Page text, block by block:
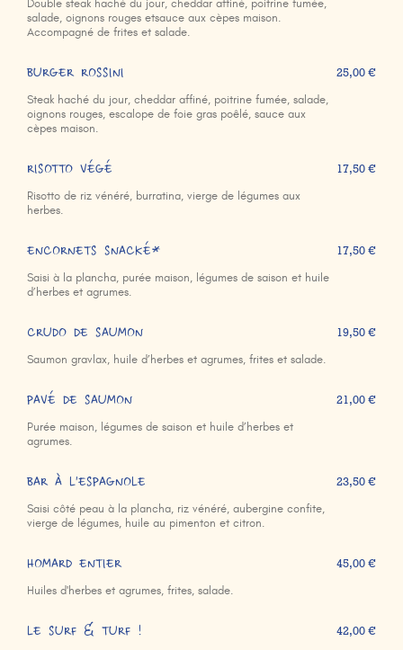
Double steak haché du jour, cheddar affiné, poitrine fumée,
salade, oignons rouges etsauce aux cèpes maison.
Accompagné de frites et salade.
BURGER ROSSINI
Steak haché du jour, cheddar affiné, poitrine fumée, salade,
oignons rouges, escalope de foie gras poêlé, sauce aux
cèpes maison.
25,00 €
RISOTTO VÉGÉ
Risotto de riz vénéré, burratina, vierge de légumes aux
herbes.
17,50 €
ENCORNETS SNACKÉ*
Saisi à la plancha, purée maison, légumes de saison et huile
d’herbes et agrumes.
17,50 €
CRUDO DE SAUMON
Saumon gravlax, huile d’herbes et agrumes, frites et salade.
19,50 €
PAVÉ DE SAUMON
Purée maison, légumes de saison et huile d’herbes et
agrumes.
21,00 €
BAR À L'ESPAGNOLE
Saisi côté peau à la plancha, riz vénéré, aubergine confite,
vierge de légumes, huile au pimenton et citron.
23,50 €
HOMARD ENTIER
Huiles d'herbes et agrumes, frites, salade.
45,00 €
LE SURF & TURF ! 42,00 €